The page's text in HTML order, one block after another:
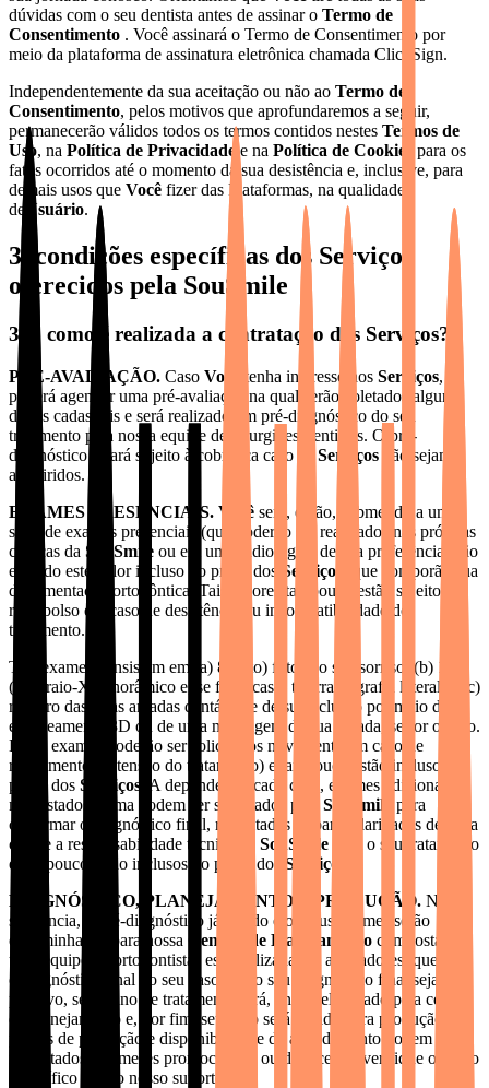
dúvidas com o seu dentista antes de assinar o Termo de
Consentimento . Você assinará o Termo de Consentimento por
meio da plataforma de assinatura eletrônica chamada ClickSign.
Independentemente da sua aceitação ou não ao Termo de
Consentimento, pelos motivos que aprofundaremos a seguir,
permanecerão válidos todos os termos contidos nestes Termos de
Uso, na Política de Privacidade e na Política de Cookies
para os
fatos ocorridos até o momento da sua desistência e, inclusive, para
demais usos que Você fizer das Plataformas, na qualidade
de
Usuário.
3. condições específicas dos Serviços
oferecidos pela SouSmile
3.1. como é realizada a contratação dos Serviços?
PRÉ-AVALIAÇÃO. Caso Você tenha interesse nos Serviços,
poderá agendar uma pré-avaliação na qual serão coletados alguns
dados cadastrais e será realizado um pré-diagnóstico do seu
tratamento pela nossa equipe de cirurgiões-dentistas. O pré-
diagnóstico estará sujeito à cobrança caso osServiços não sejam
adquiridos.
EXAMES PRESENCIAIS. Você será, então, submetido a uma
série de exames presenciais (que poderão ser realizados nas próprias
clínicas da SouSmile ou em uma radiológica de sua preferência, não
estando este valor incluso no preço dos
Serviços
) que comporão sua
documentação ortodôntica. Tais valores tampouco estão sujeitos a
reembolso em caso de desistência ou incompatibilidade do
tratamento.
Tais exames consistem em (a) 8 (oito) fotos do seu sorriso, (b) 1
(um) raio-X panorâmico e, se for o caso, telerradiografia lateral, e (c)
registro das Suas arcadas dentárias e de sua oclusão por meio de
escaneamento 3D ou de uma moldagem de sua arcada, se for o caso.
Esses exames poderão ser solicitados novamente em caso de
refinamento (extensão do tratamento) e tampouco estão inclusos no
preço dos Serviços
. A depender de cada caso, exames adicionais
não listados acima podem ser solicitados pela
SouSmile
para
confirmar o diagnóstico final, respeitadas as particularidades de cada
caso e a responsabilidade técnica da SouSmile com o seu tratamento
e tampouco estão inclusos no preço dos
Serviços
DIAGNÓSTICO, PLANEJAMENTO E PRODUÇÃO. Na
sequência, o pré-diagnóstico já obtido e os seus exames serão
encaminhados para nossa
Central de Planejamento composta por
uma equipe de ortodontistas especializada em alinhadores, que dará
o diagnóstico final do seu caso. Caso seu diagnóstico final seja
positivo, seu plano de tratamento será, então, elaborado pela central
de planejamento e, por fim, seu caso será levado para produção. Os
prazos de produção e disponibilidade de agendamento podem ser
impactados por meses promocionais ou de recesso, verifique o prazo
específico com o nosso suporte.